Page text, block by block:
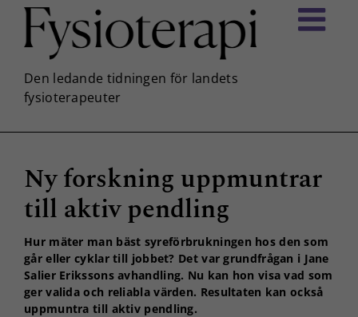
innehållet
Ny forskning uppmuntrar
till aktiv pendling
Hur mäter man bäst syreförbrukningen hos den som
går eller cyklar till jobbet? Det var grundfrågan i Jane
Salier Erikssons avhandling. Nu kan hon visa vad som
ger valida och reliabla värden. Resultaten kan också
uppmuntra till aktiv pendling.